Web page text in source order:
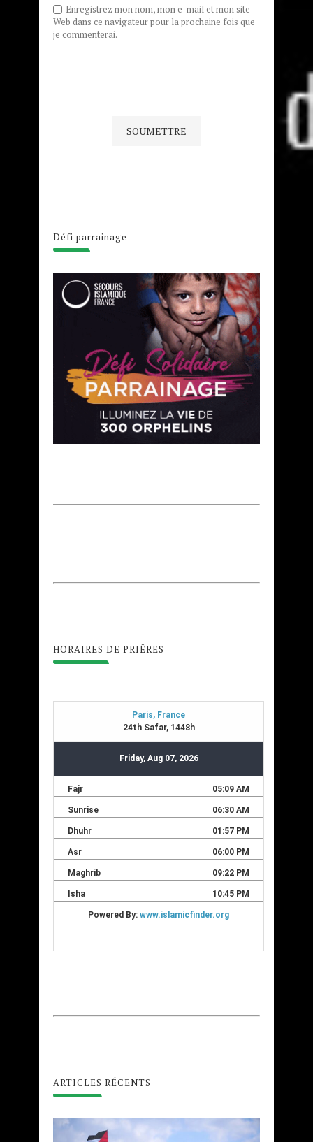
Enregistrez mon nom, mon e-mail et mon site
Web dans ce navigateur pour la prochaine fois que
je commenterai.
Défi parrainage
HORAIRES DE PRIÊRES
ARTICLES RÉCENTS